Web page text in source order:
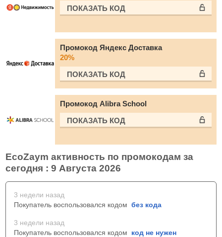
ПОКАЗАТЬ КОД
Промокод Яндекс Доставка
20%
ПОКАЗАТЬ КОД
Промокод Alibra School
ПОКАЗАТЬ КОД
EcoZaym активность по промокодам за
сегодня : 9 Августа 2026
3 недели назад
Покупатель воспользовался кодом без кода
3 недели назад
Покупатель воспользовался кодом код не нужен